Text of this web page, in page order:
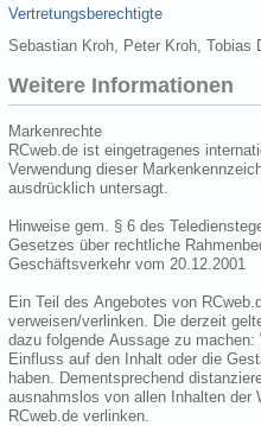
Vertretungsberechtigte
Sebastian Kroh, Peter Kroh, Tobias
Weitere Informationen
Markenrechte
RCweb.de ist eingetragenes
Verwendung dieser
ausdrücklich untersagt.
Hinweise gem. § 6 des
Gesetzes über rechtliche
Geschäftsverkehr vom 20.12.2001
Ein Teil des Angebotes von
verweisen/verlinken. Die derzeit
dazu folgende Aussage zu
Einfluss auf den Inhalt oder die
haben. Dementsprechend
ausnahmslos von allen Inhalten der
RCweb.de verlinken.